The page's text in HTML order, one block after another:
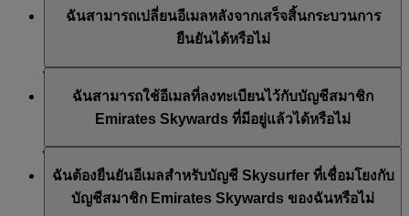
สมาชิก
‘จัดการโปรไฟล์ของฉัน’ จากนั้นอัปเดตข้อมูลของ
คุณ เช่น สัญชาติ หมายเลขหนังสือเดินทาง หรือ
ประเทศที่ออกหนังสือเดินทาง
ผ่านแอป Emirates:
ไปที่หน้า Skywards และคลิกที่จุด 3 จุด ที่มุมขวาบน
ของหน้าจอ
สมบูรณ์
ขอให้คุณ 'ยืนยันอีเมลของคุณ' เมื่อคลิกที่ลิงก์นี้ คุณจะ
เห็นธง 'ยืนยันแล้ว' ปักอยู่ถัดจากอีเมลที่คุณลงทะเบียนไว้
อีเมลจะมีอายุ 48 ชั่วโมง
การกรองอีเมลผิดพลาดในบางครั้ง หากไม่พบอีเมล ลอง
ส่งอีเมลยืนยันอีกครั้งโดยเข้าสู่ระบบในบัญชีสมาชิก
Emirates Skywards ของคุณบน www.emirates.com หรือแอป
Emirates คุณจะพบตัวเลือกให้ "ยืนยัน" ใต้หัวข้อ ภาพรวม
ของฉัน > จัดการโปรไฟล์ของฉัน > รายละเอียดส่วนบุคคล
ฉันสามารถเปลี่ยนอีเมลหลังจากเสร็จสิ้นกระบวนการ
ยืนยันได้หรือไม่
ยืนยันอีเมลปัจจุบันไปแล้ว คุณจะต้องยืนยันอีเมลใหม่หลัง
จากที่ทำการเปลี่ยนแปลงนี้
ฉันสามารถใช้อีเมลที่ลงทะเบียนไว้กับบัญชีสมาชิก
Emirates Skywards ที่มีอยู่แล้วได้หรือไม่
กัน หากคุณใช้อีเมลของคุณร่วมกับสมาชิก Emirates
Skywards คนอื่น ๆ คุณต้องอัปเดตอีเมลของคุณให้เป็น
ฉันต้องยืนยันอีเมลสำหรับบัญชี Skysurfer ที่เชื่อมโยงกับ
บัญชีสมาชิก Emirates Skywards ของฉันหรือไม่